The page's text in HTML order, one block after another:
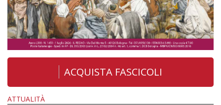
ACQUISTA FASCICOLI
ATTUALITÀ